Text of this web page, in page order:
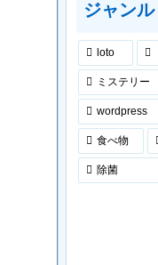
ジャンル
loto
ミステリー
wordpress
食べ物
除菌